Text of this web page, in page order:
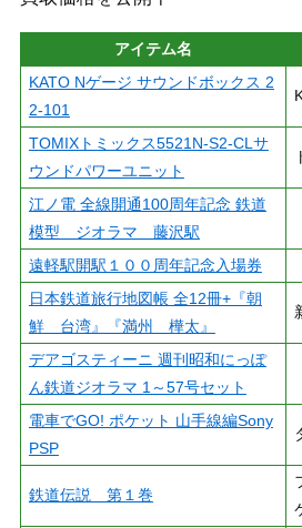
アイテム名
KATO Nゲージ サウンドボックス 2
2-101
TOMIXトミックス5521N-S2-CLサ
ウンドパワーユニット
江ノ電 全線開通100周年記念 鉄道
模型 ジオラマ 藤沢駅
遠軽駅開駅１００周年記念入場券
日本鉄道旅行地図帳 全12冊+『朝
鮮 台湾』『満州 樺太』
デアゴスティーニ 週刊昭和にっぽ
ん鉄道ジオラマ 1～57号セット
電車でGO! ポケット 山手線編Sony
PSP
鉄道伝説 第１巻